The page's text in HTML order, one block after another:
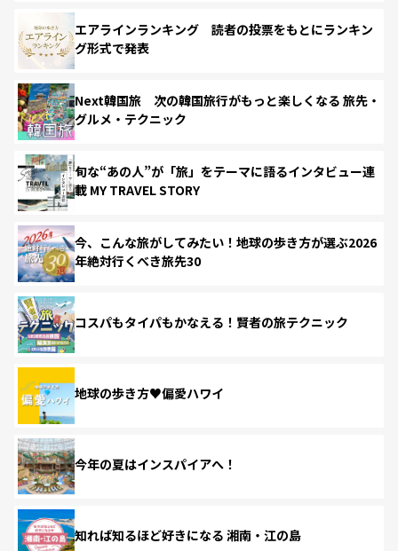
エアラインランキング 読者の投票をもとにランキン
グ形式で発表
Next韓国旅 次の韓国旅行がもっと楽しくなる 旅先・
グルメ・テクニック
旬な“あの人”が「旅」をテーマに語るインタビュー連
載 MY TRAVEL STORY
今、こんな旅がしてみたい！地球の歩き方が選ぶ2026
年絶対行くべき旅先30
コスパもタイパもかなえる！賢者の旅テクニック
地球の歩き方♥偏愛ハワイ
今年の夏はインスパイアへ！
知れば知るほど好きになる 湘南・江の島